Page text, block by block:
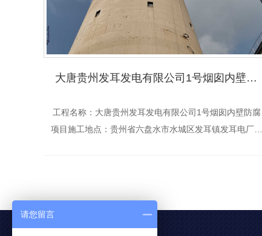
大唐贵州发耳发电有限公司1号烟囱内壁防腐项目
工程名称：大唐贵州发耳发电有限公司1号烟囱内壁防腐
项目施工地点：贵州省六盘水市水城区发耳镇发耳电厂中
请您留言